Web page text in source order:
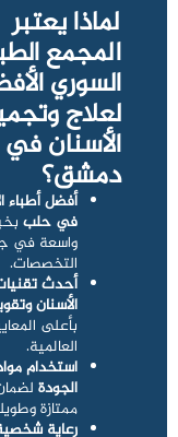
لماذا يعتبر
المجمع
السوري
لعلاج
الأسنان في
دمشق؟
أفضل أطباء
في حلب
واسعة في
التخصصات.
أحدث
الأسنان
بأعلى
العالمية.
استخدام
الجودة
ممتازة
رعاية